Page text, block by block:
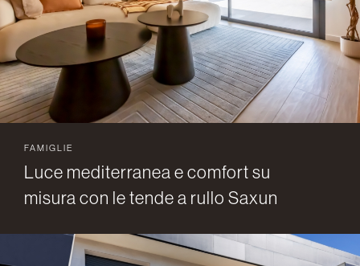
FAMIGLIE
Luce mediterranea e comfort su
misura con le tende a rullo Saxun